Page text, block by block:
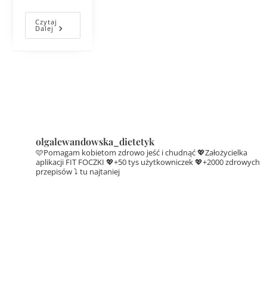
Czytaj
Dalej
olgalewandowska_dietetyk
🩷Pomagam kobietom zdrowo jeść i chudnąć💖Założycielka
aplikacji FIT FOCZKI 💖+50 tys użytkowniczek💖+2000 zdrowych
przepisów ⤵️ tu najtaniej